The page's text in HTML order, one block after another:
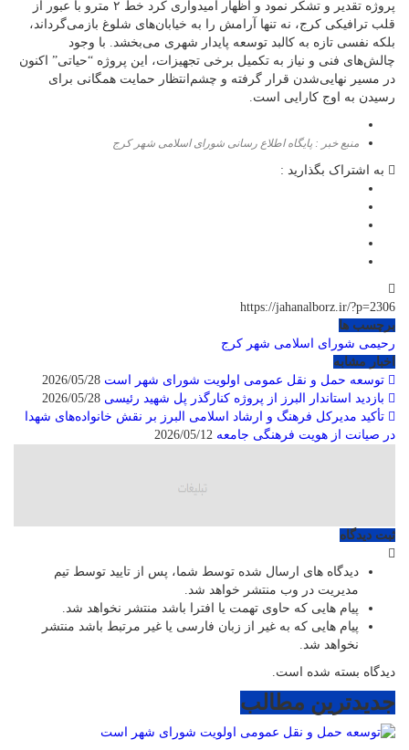
پروژه تقدیر و تشکر نمود و اظهار امیدواری کرد خط ۲ مترو با عبور از
قلب ترافیکی کرج، نه تنها آرامش را به خیابان‌های شلوغ بازمی‌گرداند،
بلکه نفسی تازه به کالبد توسعه پایدار شهری می‌بخشد. با وجود
چالش‌های فنی و نیاز به تکمیل برخی تجهیزات، این پروژه “حیاتی” اکنون
در مسیر نهایی‌شدن قرار گرفته و چشم‌انتظار حمایت همگانی برای
رسیدن به اوج کارایی است.
منبع خبر : پایگاه اطلاع رسانی شورای اسلامی شهر کرج
به اشتراک بگذارید :
https://jahanalborz.ir/?p=2306
برچسب ها
رحیمی شورای اسلامی شهر کرج
اخبار مشابه
توسعه حمل و نقل عمومی اولویت شورای شهر است
بازدید استاندار البرز از پروژه کنارگذر پل شهید رئیسی
تأکید مدیرکل فرهنگ و ارشاد اسلامی البرز بر نقش خانواده‌های شهدا
در صیانت از هویت فرهنگی جامعه
ثبت دیدگاه
دیدگاه های ارسال شده توسط شما، پس از تایید توسط تیم
مدیریت در وب منتشر خواهد شد.
پیام هایی که حاوی تهمت یا افترا باشد منتشر نخواهد شد.
پیام هایی که به غیر از زبان فارسی یا غیر مرتبط باشد منتشر
نخواهد شد.
دیدگاه بسته شده است.
جدیدترین مطالب